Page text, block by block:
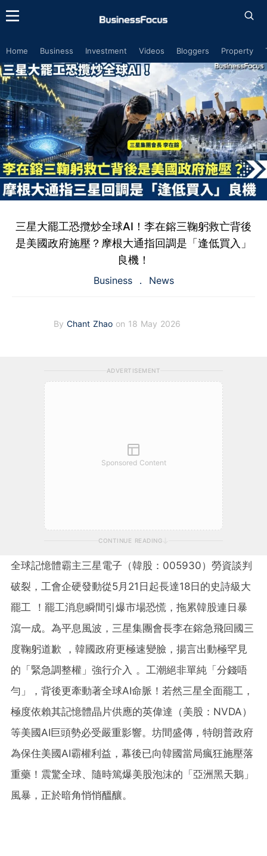
Home Business Investment Videos Bloggers Property
三星大罷工恐攬炒全球AI！李在鎔三鞠躬救亡背後
是美國政府施壓？摩根大通指回調是「逢低買入」
良機！
Business News
By Chant Zhao on 18 May 2026
ADVERTISEMENT
Sponsored Content
CONTINUE READING
全球記憶體霸主三星電子（韓股：005930）勞資談判
破裂，工會企硬發動從5月21日起長達18日的史詩級大
罷工 ！罷工消息瞬間引爆市場恐慌，拖累韓股連日暴
瀉一成。為平息風波，三星集團會長李在鎔急飛回國三
度鞠躬道歉 ，韓國政府更極速變臉，揚言出動極罕見
的「緊急調整權」強行介入 。工潮絕非單純「分錢唔
勻」，背後更牽動著全球AI命脈！若然三星全面罷工，
極度依賴其記憶體晶片供應的英偉達（美股：NVDA）
等美國AI巨頭勢必受嚴重影響。坊間盛傳，特朗普政府
為保住美國AI霸權利益，幕後已向韓國當局瘋狂施壓落
重藥！震驚全球、隨時篤爆美股泡沫的「亞洲黑天鵝」
風暴，正於暗角悄悄醞釀。